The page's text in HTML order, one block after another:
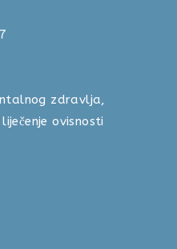
zdravlja,
liječenje ovisnosti